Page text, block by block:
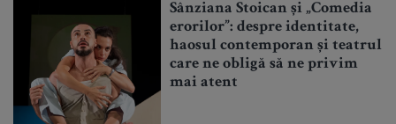
Sânziana Stoican și „Comedia
erorilor”: despre identitate,
haosul contemporan și teatrul
care ne obligă să ne privim
mai atent